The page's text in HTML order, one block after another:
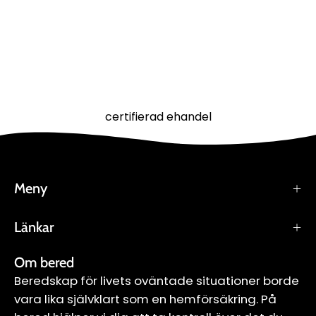
certifierad ehandel
Meny
Länkar
Om bered
Beredskap för livets oväntade situationer borde
vara lika självklart som en hemförsäkring. På